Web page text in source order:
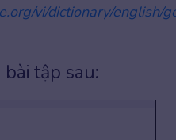
vi/dictionary/english/
tập sau: